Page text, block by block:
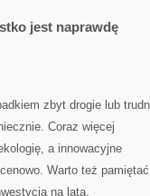
jest naprawdę
zbyt drogie lub
Coraz więcej
a innowacyjne
Warto też
na lata.